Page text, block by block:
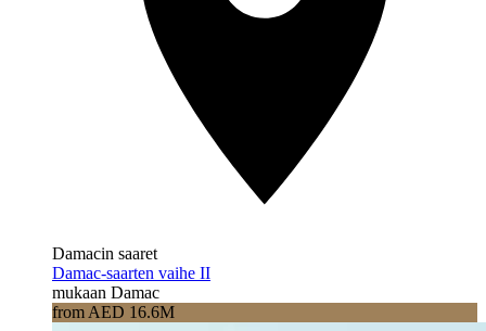
Damacin saaret
Damac-saarten vaihe II
mukaan Damac
from AED 16.6M